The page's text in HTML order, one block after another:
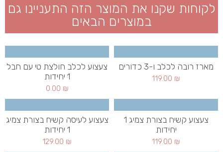
לקוחות שקנו את המוצר הזה התעניינו גם
במוצרים הבאים
מארז רובה לכלב ו-3 כדורים
119.00 ₪
צעצוע לכלב חולצת טי עם חבל
1 יחידות
0.00 ₪
צעצוע קשיח בצורת צמיג 1
יחידות
119.00 ₪
צעצוע לעיסה קשיח בצורת צמיג
1 יחידות
129.00 ₪